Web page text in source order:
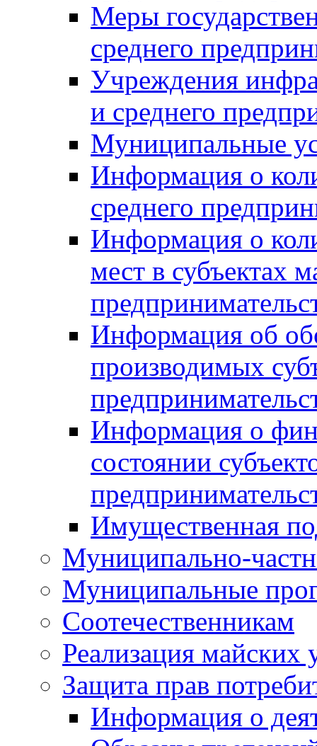
Меры
среднего
Учреждения
и среднего
Муниципальные
Информация о
среднего
Информация о
мест в субъектах
Информация об
производимых
Информация о
состоянии
Имущественная
Муниципально-
Муниципальные
Соотечественникам
Реализация майских
Защита прав
Информация о